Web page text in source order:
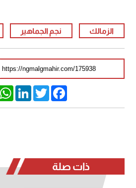
الزمالك نجم الجماهير
LinkedInTwitter
Facebook
ذات صلة